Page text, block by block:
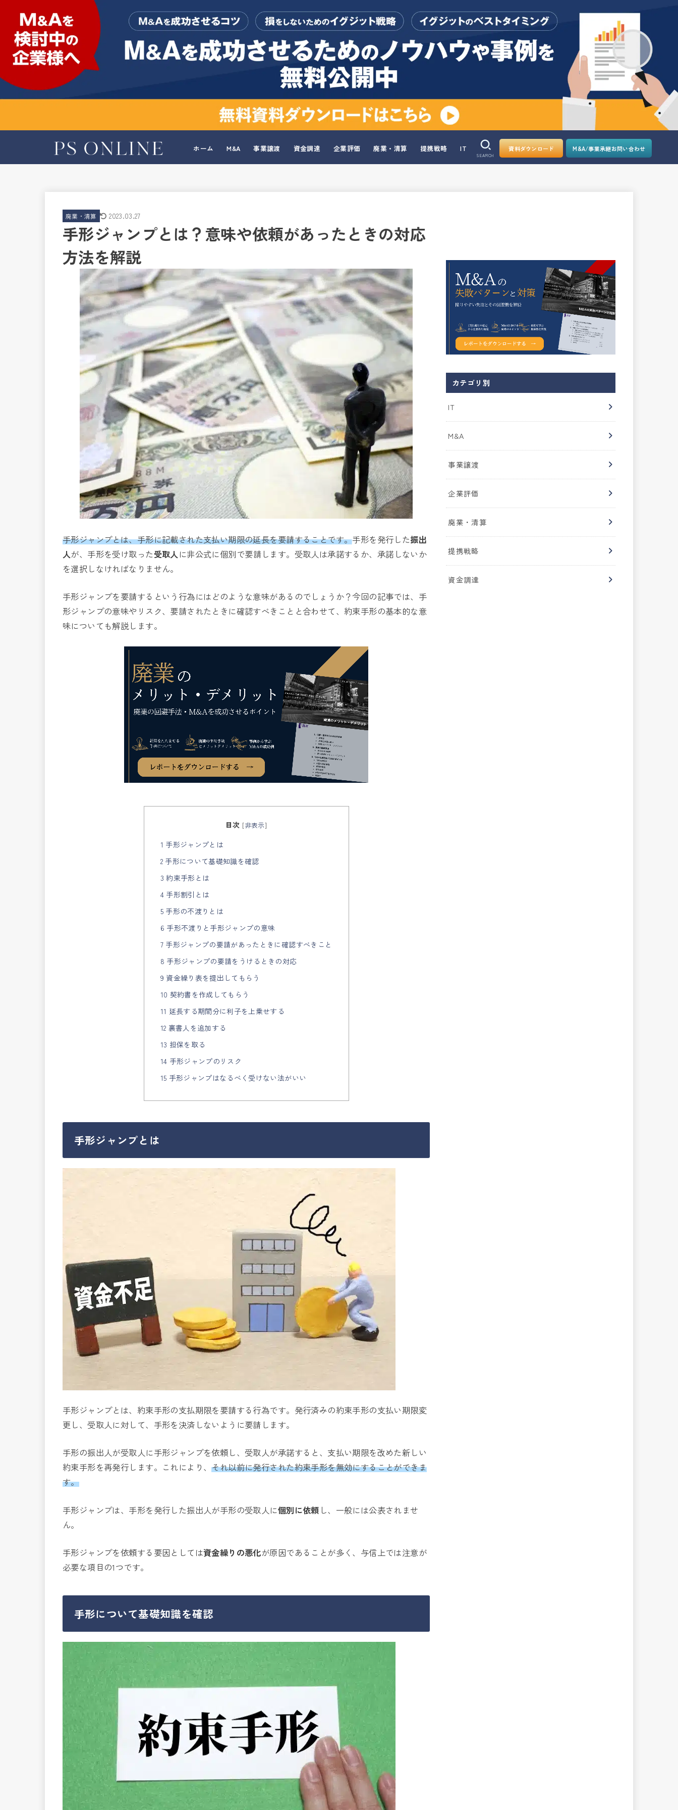
ホーム M&A 事業譲渡 資金調達 企業評価 廃業・清算 提携戦略 IT
SEARCH
資料ダウンロード M&A/事業承継お問い合わせ
廃業・清算 2023.03.27
手形ジャンプとは？意味や依頼があったときの対応
方法を解説
手形ジャンプとは、手形に記載された支払い期限の延長を要請することです。手形を発行した振出
人が、手形を受け取った受取人 に非公式に個別で要請します。受取人は承諾するか、承諾しないか
を選択しなければなりません。
手形ジャンプを要請するという行為にはどのような意味があるのでしょうか？今回の記事では、手
形ジャンプの意味やリスク、要請されたときに確認すべきことと合わせて、約束手形の基本的な意
味についても解説します。
目次 [非表示]
1 手形ジャンプとは
2 手形について基礎知識を確認
3 約束手形とは
4 手形割引とは
5 手形の不渡りとは
6 手形不渡りと手形ジャンプの意味
7 手形ジャンプの要請があったときに確認すべきこと
8 手形ジャンプの要請をうけるときの対応
9 資金繰り表を提出してもらう
10 契約書を作成してもらう
11 延長する期間分に利子を上乗せする
12 裏書人を追加する
13 担保を取る
14 手形ジャンプのリスク
15 手形ジャンプはなるべく受けない法がいい
手形ジャンプとは
手形ジャンプとは、約束手形の支払期限を要請する行為です。発行済みの約束手形の支払い期限変
更し、受取人に対して、手形を決済しないように要請します。
手形の振出人が受取人に手形ジャンプを依頼し、受取人が承諾すると、支払い期限を改めた新しい
約束手形を再発行します。これにより、それ以前に発行された約束手形を無効にすることができま
す。
手形ジャンプは、手形を発行した振出人が手形の受取人に個別に依頼 し、一般には公表されませ
ん。
手形ジャンプを依頼する要因としては資金繰りの悪化が原因であることが多く、与信上では注意が
必要な項目の1つです。
手形について基礎知識を確認
カテゴリ別
IT
M&A
事業譲渡
企業評価
廃業・清算
提携戦略
資金調達